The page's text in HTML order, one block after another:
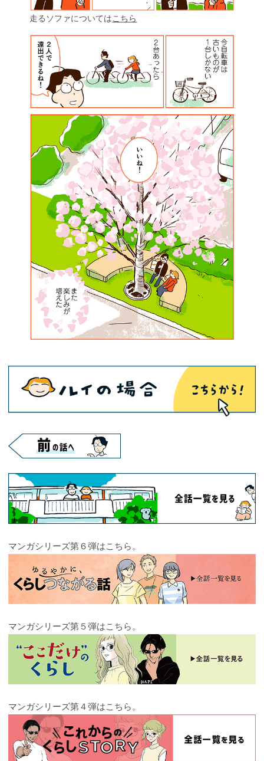
走るソファについてはこちら
マンガシリーズ第６弾はこちら。
マンガシリーズ第５弾はこちら。
マンガシリーズ第４弾はこちら。